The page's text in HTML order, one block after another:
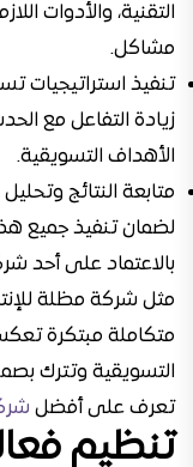
التقنية، والأدوات
مشاكل.
تنفيذ استراتيجيات
زيادة التفاعل مع
الأهداف التسويقية.
متابعة النتائج
لضمان تنفيذ جميع
بالاعتماد على أحد
مثل شركة مظلة
متكاملة مبتكرة
التسويقية وتترك
تعرف على أفضل
تنظيم